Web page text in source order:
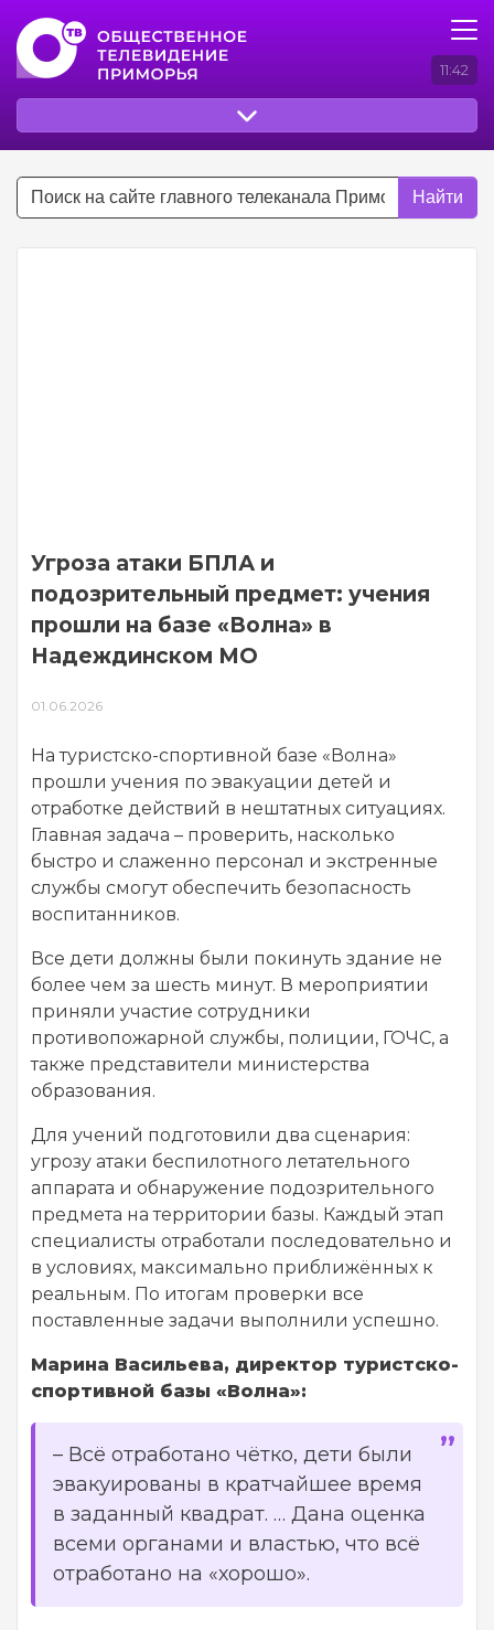
11:42
Найти
Угроза атаки БПЛА и
подозрительный предмет: учения
прошли на базе «Волна» в
Надеждинском МО
01.06.2026
На туристско-спортивной базе «Волна»
прошли учения по эвакуации детей и
отработке действий в нештатных ситуациях.
Главная задача – проверить, насколько
быстро и слаженно персонал и экстренные
службы смогут обеспечить безопасность
воспитанников.
Все дети должны были покинуть здание не
более чем за шесть минут. В мероприятии
приняли участие сотрудники
противопожарной службы, полиции, ГОЧС, а
также представители министерства
образования.
Для учений подготовили два сценария:
угрозу атаки беспилотного летательного
аппарата и обнаружение подозрительного
предмета на территории базы. Каждый этап
специалисты отработали последовательно и
в условиях, максимально приближённых к
реальным. По итогам проверки все
поставленные задачи выполнили успешно.
Марина Васильева, директор туристско-
спортивной базы «Волна»:
– Всё отработано чётко, дети были
эвакуированы в кратчайшее время
в заданный квадрат. … Дана оценка
всеми органами и властью, что всё
отработано на «хорошо».